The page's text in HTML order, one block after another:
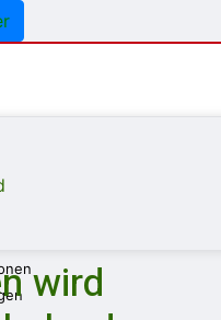
wird